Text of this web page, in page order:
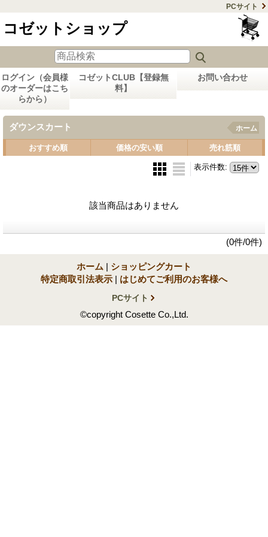
PCサイト
コゼットショップ
ログイン（会員様
のオーダーはこち
らから）
コゼットCLUB【登録無
料】
お問い合わせ
ダウンスカート ホーム
おすすめ順 価格の安い順 売れ筋順
表示件数:
該当商品はありません
(0件/0件)
ホーム | ショッピングカート
特定商取引法表示 | はじめてご利用のお客様へ
PCサイト
©copyright Cosette Co.,Ltd.